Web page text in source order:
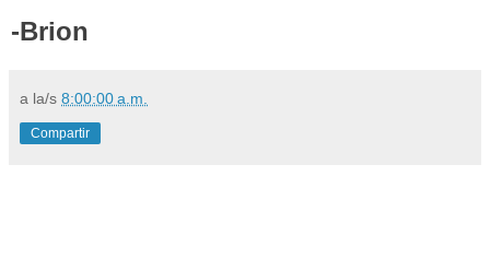
-Brion
a la/s 8:00:00 a.m.
Compartir